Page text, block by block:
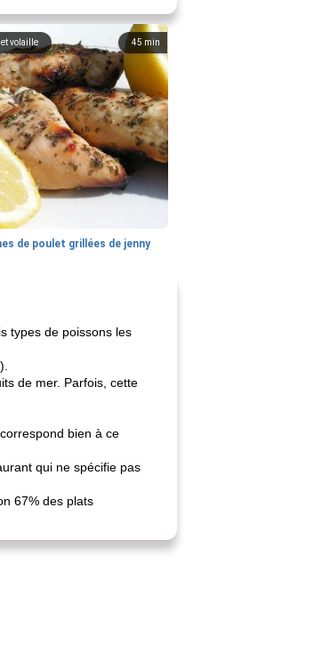
45 min
volaille
de poulet grillées de jenny
types de poissons les
de mer. Parfois, cette
bien à ce
qui ne spécifie pas
67% des plats